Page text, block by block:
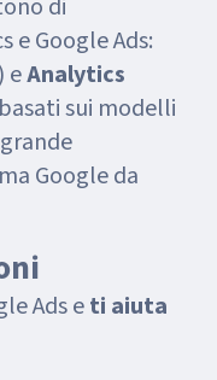
di
e Google Ads:
eAnalytics
sui modelli
Google da
Ads eti aiuta